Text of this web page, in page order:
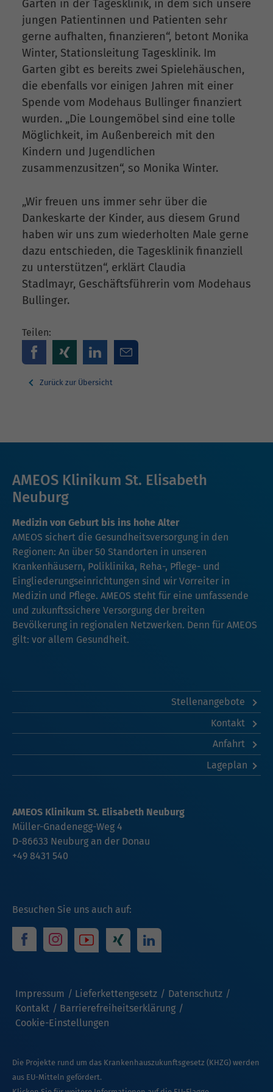
Garten in der Tagesklinik, in dem sich unsere
jungen Patientinnen und Patienten sehr
gerne aufhalten, finanzieren“, betont Monika
Winter, Stationsleitung Tagesklinik. Im
Garten gibt es bereits zwei Spielehäuschen,
die ebenfalls vor einigen Jahren mit einer
Spende vom Modehaus Bullinger finanziert
wurden. „Die Loungemöbel sind eine tolle
Möglichkeit, im Außenbereich mit den
Kindern und Jugendlichen
zusammenzusitzen“, so Monika Winter.
„Wir freuen uns immer sehr über die
Dankeskarte der Kinder, aus diesem Grund
haben wir uns zum wiederholten Male gerne
dazu entschieden, die Tagesklinik finanziell
zu unterstützen“, erklärt Claudia
Stadlmayr, Geschäftsführerin vom Modehaus
Bullinger.
Teilen:
Zurück zur Übersicht
AMEOS Klinikum St. Elisabeth
Neuburg
Medizin von Geburt bis ins hohe Alter
AMEOS sichert die Gesundheitsversorgung in den
Regionen: An über 50 Standorten in unseren
Krankenhäusern, Poliklinika, Reha-, Pflege- und
Eingliederungseinrichtungen sind wir Vorreiter in
Medizin und Pflege. AMEOS steht für eine umfassende
und zukunftssichere Versorgung der breiten
Bevölkerung in regionalen Netzwerken. Denn für AMEOS
gilt: vor allem Gesundheit.
Stellenangebote
Kontakt
Anfahrt
Lageplan
Besuchen Sie uns auch auf:
Impressum Lieferkettengesetz
Datenschutz
Kontakt
Barrierefreiheitserklärung
Cookie-Einstellungen
AMEOS Klinikum St. Elisabeth Neuburg
Müller-Gnadenegg-Weg 4
D-86633 Neuburg an der Donau
+49 8431 540
Die Projekte rund um das Krankenhauszukunftsgesetz (KHZG) werden
aus EU-Mitteln gefördert.